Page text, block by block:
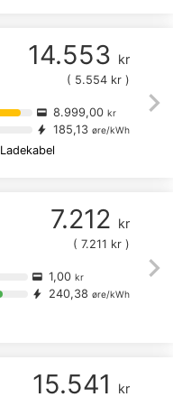
chevron_right
Ladekabel
14.553 kr
( 5.554 kr )
credit_card 8.999,00 kr
bolt 185,13 øre/kWh
chevron_right
7.212 kr
( 7.211 kr )
credit_card 1,00 kr
bolt 240,38 øre/kWh
15.541 kr